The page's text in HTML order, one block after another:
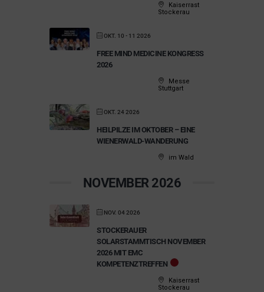
Kaiserrast
Stockerau
OKT. 10 - 11 2026
FREE MIND MEDICINE KONGRESS
2026
Messe
Stuttgart
OKT. 24 2026
HEILPILZE IM OKTOBER – EINE
WIENERWALD-WANDERUNG
im Wald
NOVEMBER 2026
NOV. 04 2026
STOCKERAUER
SOLARSTAMMTISCH NOVEMBER
2026 MIT EMC
KOMPETENZTREFFEN
Kaiserrast
Stockerau